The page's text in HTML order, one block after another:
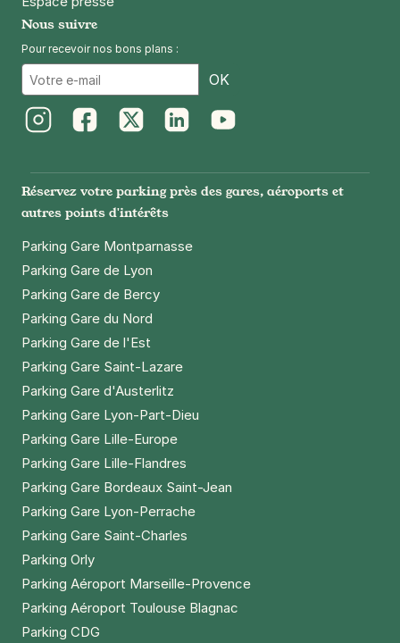
Nous suivre
Pour recevoir nos bons plans :
OK
Réservez votre parking près des gares, aéroports et
autres points d'intérêts
Parking Gare Montparnasse
Parking Gare de Lyon
Parking Gare de Bercy
Parking Gare du Nord
Parking Gare de l'Est
Parking Gare Saint-Lazare
Parking Gare d'Austerlitz
Parking Gare Lyon-Part-Dieu
Parking Gare Lille-Europe
Parking Gare Lille-Flandres
Parking Gare Bordeaux Saint-Jean
Parking Gare Lyon-Perrache
Parking Gare Saint-Charles
Parking Orly
Parking Aéroport Marseille-Provence
Parking Aéroport Toulouse Blagnac
Parking CDG